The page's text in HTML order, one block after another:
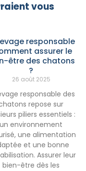
vous
responsable
assurer le
être des chatons
?
26 août 2025
responsable des
repose sur
piliers essentiels :
un environnement
une alimentation
et une bonne
Assurer leur
bien-être dès les